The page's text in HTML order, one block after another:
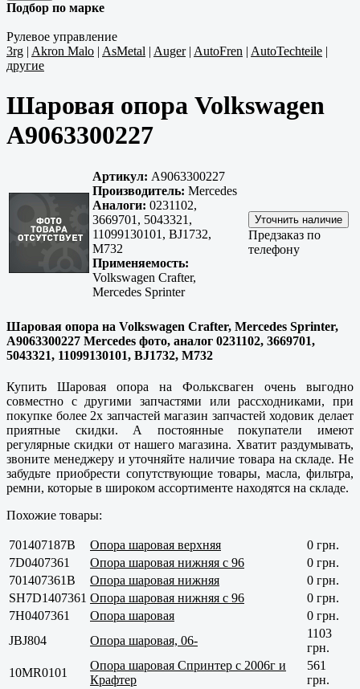
Подбор по марке
Рулевое управление
3rg | Akron Malo | AsMetal | Auger| AutoFren | AutoTechteile |
другие
Шаровая опора Volkswagen
A9063300227
Артикул: A9063300227
Производитель: Mercedes
Аналоги: 0231102,
3669701, 5043321,
11099130101, BJ1732,
M732
Применяемость:
Volkswagen Crafter,
Mercedes Sprinter
Предзаказ по
телефону
Шаровая опора на Volkswagen Crafter, Mercedes Sprinter,
A9063300227 Mercedes фото, аналог 0231102, 3669701,
5043321, 11099130101, BJ1732, M732
Купить Шаровая опора на Фольксваген очень выгодно
совместно с другими запчастями или рассходниками, при
покупке более 2х запчастей магазин запчастей ходовик делает
приятные скидки. А постоянные покупатели имеют
регулярные скидки от нашего магазина. Хватит раздумывать,
звоните менеджеру и уточняйте наличие товара на складе. Не
забудьте приобрести сопутствующие товары, масла, фильтра,
ремни, которые в широком ассортименте находятся на складе.
Похожие товары:
701407187B Опора шаровая верхняя
0 грн.
7D0407361
Опора шаровая нижняя с 96
0 грн.
701407361B
Опора шаровая нижняя
0 грн.
SH7D1407361 Опора шаровая нижняя с 96
0 грн.
7H0407361
Опора шаровая
0 грн.
JBJ804
Опора шаровая, 06-
1103
грн.
10MR0101
Опора шаровая Спринтер с 2006г и
Крафтер
561
грн.